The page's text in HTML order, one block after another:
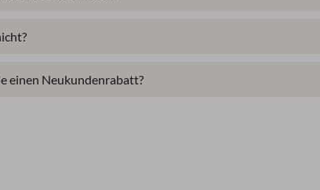
einen Neukundenrabatt?